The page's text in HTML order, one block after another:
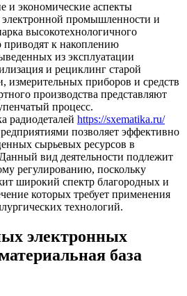
электронной промышленности и
высокотехнологичного
приводят к накоплению
из эксплуатации
и рециклинг старой
измерительных приборов и средств
производства представляют
процесс.
радиодеталей https://sxematika.ru/
позволяет эффективно
сырьевых ресурсов в
Данный вид деятельности подлежит
регулированию, поскольку
широкий спектр благородных и
которых требует применения
технологий.
электронных
база